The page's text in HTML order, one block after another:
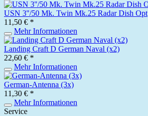
USN 3''/50 Mk. Twin Mk.25 Radar Dish Opt
11,50 € *
Mehr Informationen
Landing Craft D German Naval (x2)
22,60 € *
Mehr Informationen
German-Antenna (3x)
11,30 € *
Mehr Informationen
Service